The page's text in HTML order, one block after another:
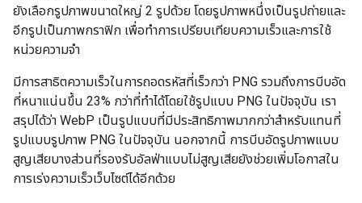
ยังเลือกรูปภาพขนาดใหญ่ 2 รูปด้วย โดยรูปภาพหนึ่งเป็นรูปถ่ายและ
อีกรูปเป็นภาพกราฟิก เพื่อทำการเปรียบเทียบความเร็วและการใช้
หน่วยความจำ
มีการสาธิตความเร็วในการถอดรหัสที่เร็วกว่า PNG รวมถึงการบีบอัด
ที่หนาแน่นขึ้น 23% กว่าที่ทำได้โดยใช้รูปแบบ PNG ในปัจจุบัน เรา
สรุปได้ว่า WebP เป็นรูปแบบที่มีประสิทธิภาพมากกว่าสำหรับแทนที่
รูปแบบรูปภาพ PNG ในปัจจุบัน นอกจากนี้ การบีบอัดรูปภาพแบบ
สูญเสียบางส่วนที่รองรับอัลฟ่าแบบไม่สูญเสียยังช่วยเพิ่มโอกาสใน
การเร่งความเร็วเว็บไซต์ได้อีกด้วย